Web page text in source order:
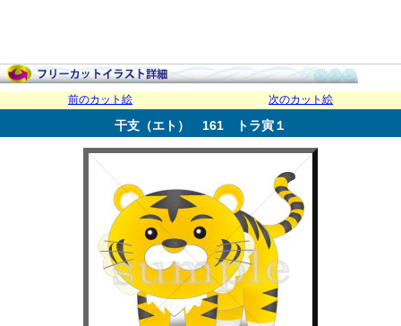
前のカット絵 次のカット絵
干支（エト） 161 トラ寅１